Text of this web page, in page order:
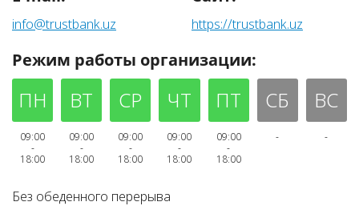
info@trustbank.uz https://trustbank.uz
Режим работы организации:
ПН
09:00
-
18:00
ВТ
09:00
-
18:00
СР
09:00
-
18:00
ЧТ
09:00
-
18:00
ПТ
09:00
-
18:00
СБ
-
ВС
-
Без обеденного перерыва